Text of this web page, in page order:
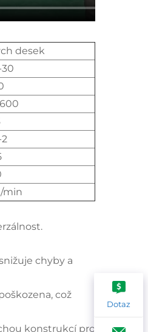
desek
30
min
chyby a
což
konstrukcí pro
Dotaz